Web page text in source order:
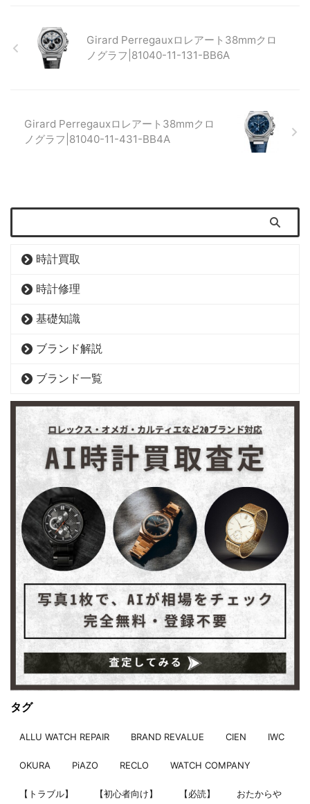
Girard Perregauxロレアート38mmクロ
ノグラフ|81040-11-131-BB6A
Girard Perregauxロレアート38mmクロ
ノグラフ|81040-11-431-BB4A
時計買取
時計修理
基礎知識
ブランド解説
ブランド一覧
タグ
ALLU WATCH REPAIR BRAND REVALUE CIEN IWC
OKURA PiAZO RECLO WATCH COMPANY
【トラブル】 【初心者向け】 【必読】 おたからや